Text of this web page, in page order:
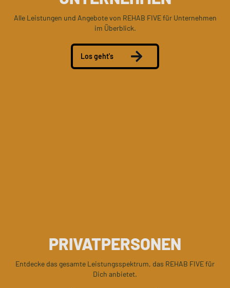
Alle Leistungen und Angebote von REHAB FIVE für Unternehmen
im Überblick.
Los geht's
PRIVATPERSONEN
Entdecke das gesamte Leistungsspektrum, das REHAB FIVE für
Dich anbietet.